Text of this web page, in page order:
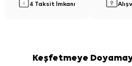
4 Taksit İmkanı
Keşfetmeye